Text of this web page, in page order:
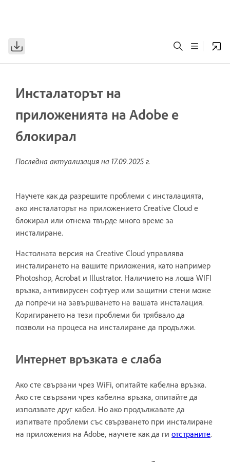
Инсталаторът на
приложенията на Adobe е
блокирал
Последна актуализация на 17.09.2025 г.
Научете как да разрешите проблеми с инсталацията,
ако инсталаторът на приложението Creative Cloud е
блокирал или отнема твърде много време за
инсталиране.
Настолната версия на Creative Cloud управлява
инсталирането на вашите приложения, като например
Photoshop, Acrobat и Illustrator. Наличието на лоша WIFI
връзка, антивирусен софтуер или защитни стени може
да попречи на завършването на вашата инсталация.
Коригирането на тези проблеми би трябвало да
позволи на процеса на инсталиране да продължи.
Интернет връзката е слаба
Ако сте свързани чрез WiFi, опитайте кабелна връзка.
Ако сте свързани чрез кабелна връзка, опитайте да
използвате друг кабел. Но ако продължавате да
изпитвате проблеми със свързването при инсталиране
на приложения на Adobe, научете как да ги отстраните.